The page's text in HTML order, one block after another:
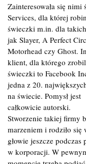
Zainteresowała się
Services, dla której
świeczki m.in. dla
jak Slayer, A Perfect
Motorhead czy Ghost.
klient, dla którego
świeczki to Facebook
jedna z 20.
na świecie. Pomysł jest
całkowicie autorski.
Stworzenie takiej firmy
marzeniem i rodziło się
głowie jeszcze podczas
w korporacji. W